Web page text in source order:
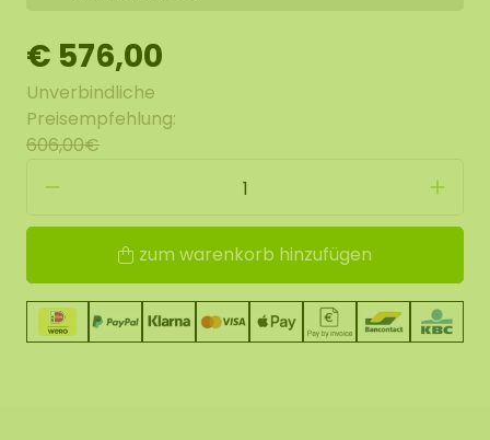
€ 576,00
Unverbindliche
Preisempfehlung:
606,00€
zum warenkorb hinzufügen